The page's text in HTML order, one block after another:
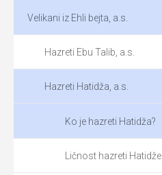
Velikani iz Ehli bejta, a.s.
Hazreti Ebu Talib, a.s.
Hazreti Hatidža, a.s.
Ko je hazreti Hatidža?
Ličnost hazreti Hatidže